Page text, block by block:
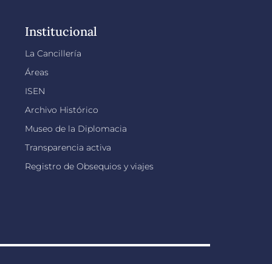
Institucional
La Cancillería
Áreas
ISEN
Archivo Histórico
Museo de la Diplomacia
Transparencia activa
Registro de Obsequios y viajes